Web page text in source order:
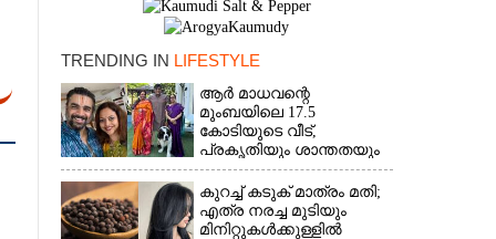
TRENDING IN LIFESTYLE
ആർ മാധവന്റെ
മുംബയിലെ 17.5
കോടിയുടെ വീട്,​
പ്രകൃതിയും ശാന്തതയും
നിറയുന്നയിടം
കുറച്ച് കടുക് മാത്രം മതി;
എത്ര നരച്ച മുടിയും
മിനിറ്റുകൾക്കുള്ളിൽ